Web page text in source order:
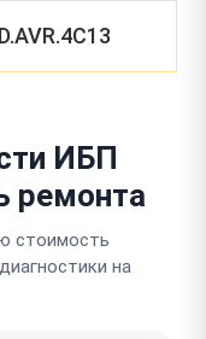
ИБП
ремонта
стоимость
на